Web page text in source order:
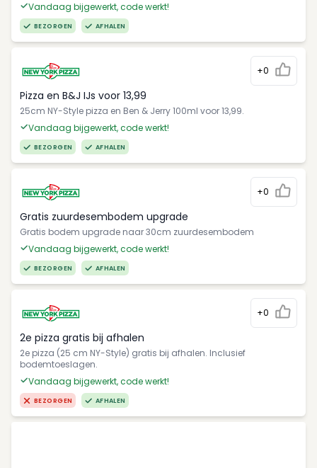
Vandaag bijgewerkt, code werkt!
BEZORGEN AFHALEN
+0
Pizza en B&J IJs voor 13,99
25cm NY-Style pizza en Ben & Jerry 100ml voor 13,99.
Vandaag bijgewerkt, code werkt!
BEZORGEN AFHALEN
+0
Gratis zuurdesembodem upgrade
Gratis bodem upgrade naar 30cm zuurdesembodem
Vandaag bijgewerkt, code werkt!
BEZORGEN AFHALEN
+0
2e pizza gratis bij afhalen
2e pizza (25 cm NY-Style) gratis bij afhalen. Inclusief
bodemtoeslagen.
Vandaag bijgewerkt, code werkt!
BEZORGEN AFHALEN